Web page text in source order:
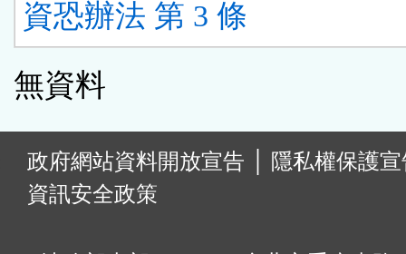
資恐辦法 第 3 條
無資料
政府網站資料開放宣告
隱私權保護
資訊安全政策